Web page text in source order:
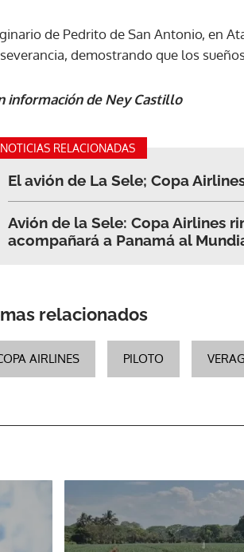
de Pedrito de San Antonio, en
demostrando que los
información de Ney Castillo
NOTICIAS RELACIONADAS
El avión de La Sele; Copa
Avión de la Sele: Copa Airlines
acompañará a Panamá al
relacionados
AIRLINES PILOTO